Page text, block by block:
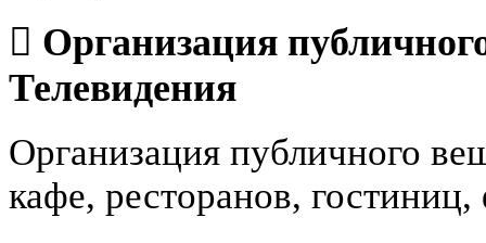
Организация
Телевидения
Организация публичного
кафе, ресторанов,